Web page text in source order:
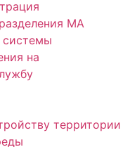
МА
на
территории